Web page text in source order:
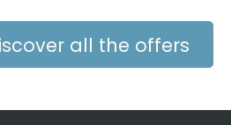
all the offers